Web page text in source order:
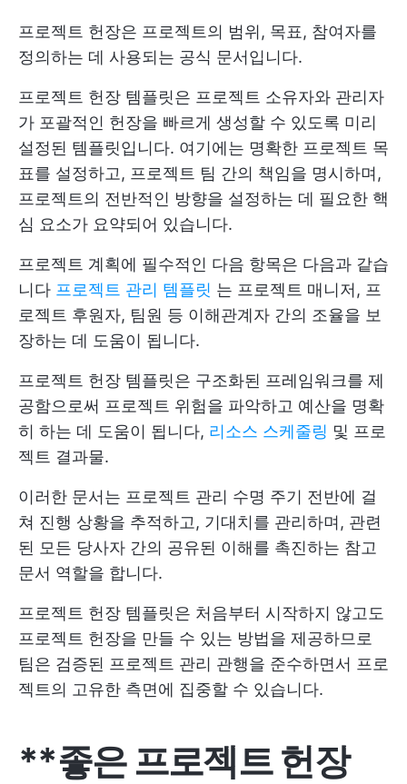
프로젝트 헌장은 프로젝트의 범위, 목표, 참여자를
정의하는 데 사용되는 공식 문서입니다.
프로젝트 헌장 템플릿은 프로젝트 소유자와 관리자
가 포괄적인 헌장을 빠르게 생성할 수 있도록 미리
설정된 템플릿입니다. 여기에는 명확한 프로젝트 목
표를 설정하고, 프로젝트 팀 간의 책임을 명시하며,
프로젝트의 전반적인 방향을 설정하는 데 필요한 핵
심 요소가 요약되어 있습니다.
프로젝트 계획에 필수적인 다음 항목은 다음과 같습
니다 프로젝트 관리 템플릿 는 프로젝트 매니저, 프
로젝트 후원자, 팀원 등 이해관계자 간의 조율을 보
장하는 데 도움이 됩니다.
프로젝트 헌장 템플릿은 구조화된 프레임워크를 제
공함으로써 프로젝트 위험을 파악하고 예산을 명확
히 하는 데 도움이 됩니다, 리소스 스케줄링 및 프로
젝트 결과물.
이러한 문서는 프로젝트 관리 수명 주기 전반에 걸
쳐 진행 상황을 추적하고, 기대치를 관리하며, 관련
된 모든 당사자 간의 공유된 이해를 촉진하는 참고
문서 역할을 합니다.
프로젝트 헌장 템플릿은 처음부터 시작하지 않고도
프로젝트 헌장을 만들 수 있는 방법을 제공하므로
팀은 검증된 프로젝트 관리 관행을 준수하면서 프로
젝트의 고유한 측면에 집중할 수 있습니다.
**좋은 프로젝트 헌장